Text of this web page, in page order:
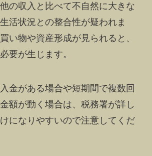
の収入と比べて不自然に大きな
活状況との整合性が疑われま
い物や資産形成が見られると、
要が生じます。
金がある場合や短期間で複数回
額が動く場合は、税務署が詳し
になりやすいので注意してくだ